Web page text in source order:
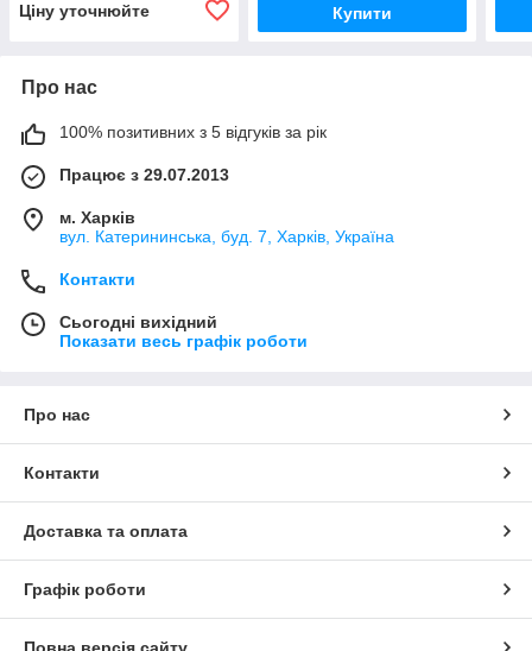
Ціну уточнюйте Купити
Про нас
100% позитивних з 5 відгуків за рік
Працює з 29.07.2013
м. Харків
вул. Катерининська, буд. 7, Харків, Україна
Контакти
Сьогодні вихідний
Показати весь графік роботи
Про нас
Контакти
Доставка та оплата
Графік роботи